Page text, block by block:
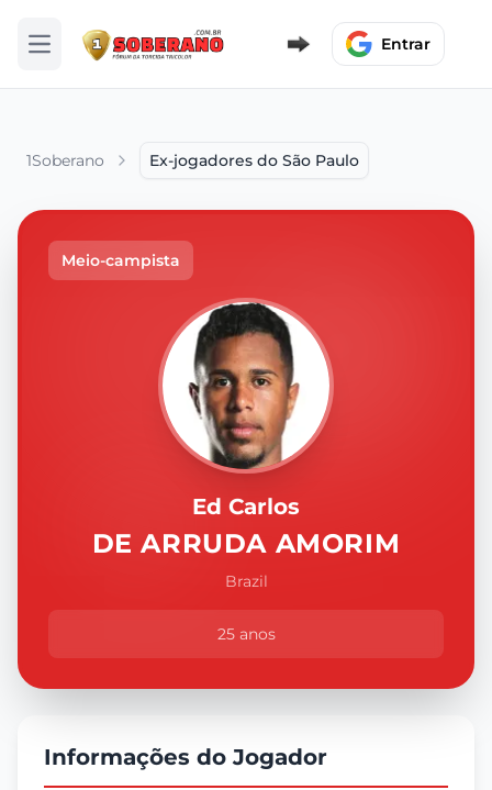
Abrir menu Entrar
1Soberano Ex-jogadores do São Paulo
Meio-campista
Ed Carlos
DE ARRUDA AMORIM
Brazil
25 anos
Informações do Jogador